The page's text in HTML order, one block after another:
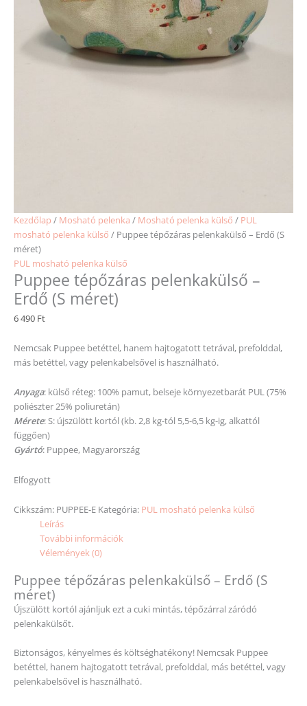
Kezdőlap / Mosható pelenka / Mosható pelenka külső / PUL
mosható pelenka külső / Puppee tépőzáras pelenkakülső – Erdő (S
méret)
PUL mosható pelenka külső
Puppee tépőzáras pelenkakülső –
Erdő (S méret)
6 490 Ft
Nemcsak Puppee betéttel, hanem hajtogatott tetrával, prefolddal,
más betéttel, vagy pelenkabelsővel is használható.
Anyaga: külső réteg: 100% pamut, belseje környezetbarát PUL (75%
poliészter 25% poliuretán)
Mérete: S: újszülött kortól (kb. 2,8 kg-tól 5,5-6,5 kg-ig, alkattól
függően)
Gyártó: Puppee, Magyarország
Elfogyott
Cikkszám: PUPPEE-E Kategória: PUL mosható pelenka külső
Leírás
További információk
Vélemények (0)
Puppee tépőzáras pelenkakülső – Erdő (S
méret)
Újszülött kortól ajánljuk ezt a cuki mintás, tépőzárral záródó
pelenkakülsőt.
Biztonságos, kényelmes és költséghatékony! Nemcsak Puppee
betéttel, hanem hajtogatott tetrával, prefolddal, más betéttel, vagy
pelenkabelsővel is használható.